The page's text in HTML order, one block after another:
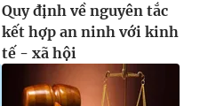
Quy định về nguyên tắc
kết hợp an ninh với kinh
tế - xã hội